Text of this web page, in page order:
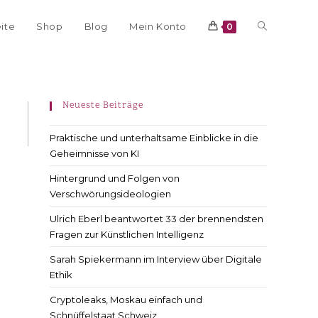
Shop Blog Mein Konto 0
Neueste Beiträge
Praktische und unterhaltsame Einblicke in die
Geheimnisse von KI
Hintergrund und Folgen von
Verschwörungsideologien
Ulrich Eberl beantwortet 33 der brennendsten
Fragen zur Künstlichen Intelligenz
Sarah Spiekermann im Interview über Digitale
Ethik
Cryptoleaks, Moskau einfach und
Schnüffelstaat Schweiz